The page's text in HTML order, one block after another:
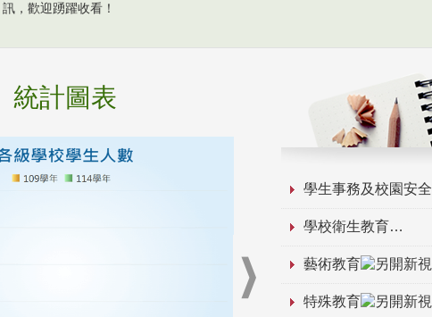
訊，歡迎踴躍收看！
統計圖表
學生事務及校園安全
學校衛生教育
藝術教育
特殊教育